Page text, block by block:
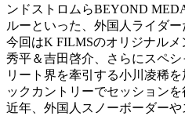
ンドストロムらBEYOND
ルーといった、外国人ライダ
今回はK FILMSのオリジナル
秀平＆吉田啓介、さらにスペ
リート界を牽引する小川凌稀
ックカントリーでセッションを
近年、外国人スノーボーダー